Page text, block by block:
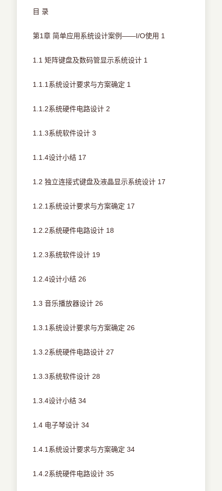
目 录
第1章 简单应用系统设计案例——I/O使用 1
1.1 矩阵键盘及数码管显示系统设计 1
1.1.1系统设计要求与方案确定 1
1.1.2系统硬件电路设计 2
1.1.3系统软件设计 3
1.1.4设计小结 17
1.2 独立连接式键盘及液晶显示系统设计 17
1.2.1系统设计要求与方案确定 17
1.2.2系统硬件电路设计 18
1.2.3系统软件设计 19
1.2.4设计小结 26
1.3 音乐播放器设计 26
1.3.1系统设计要求与方案确定 26
1.3.2系统硬件电路设计 27
1.3.3系统软件设计 28
1.3.4设计小结 34
1.4 电子琴设计 34
1.4.1系统设计要求与方案确定 34
1.4.2系统硬件电路设计 35